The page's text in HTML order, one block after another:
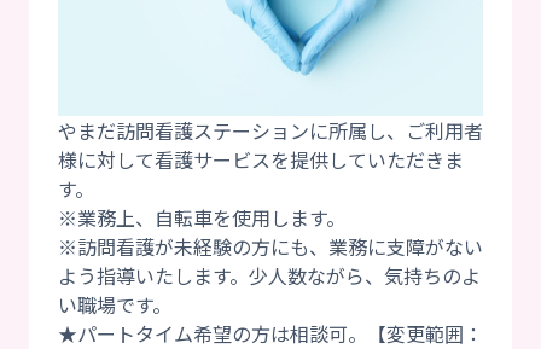
やまだ訪問看護ステーションに所属し、ご利用者
様に対して看護サービスを提供していただきま
す。
※業務上、自転車を使用します。
※訪問看護が未経験の方にも、業務に支障がない
よう指導いたします。少人数ながら、気持ちのよ
い職場です。
★パートタイム希望の方は相談可。【変更範囲：